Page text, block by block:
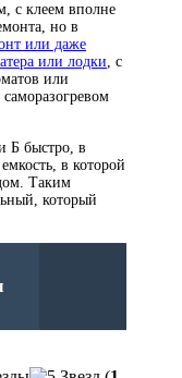
с клеем вполне
но в
или даже
или лодки, с
или
Б быстро, в
в которой
Таким
который